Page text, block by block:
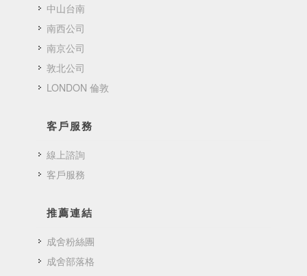
中山台南
南西公司
南京公司
敦北公司
LONDON 倫敦
客戶服務
線上諮詢
客戶服務
推薦連結
成舍粉絲團
成舍部落格